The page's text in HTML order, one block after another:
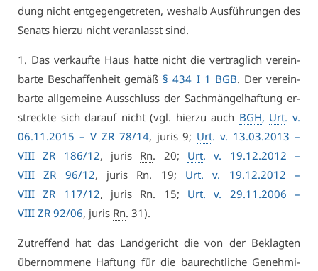
dung nicht ent­ge­gen­ge­tre­ten, wes­halb Aus­füh­run­gen des
Se­nats hier­zu nicht ver­an­lasst sind.
1. Das ver­kauf­te Haus hat­te nicht die ver­trag­lich ver­ein­
bar­te Be­schaf­fen­heit ge­mäß § 434 I 1 BGB. Der ver­ein­
bar­te all­ge­mei­ne Aus­schluss der Sach­män­gel­haf­tung er­
streck­te sich dar­auf nicht (vgl. hier­zu auch BGH, Urt. v.
06.11.2015 – V ZR 78/14, ju­ris 9; Urt. v. 13.03.2013 –
VI­II ZR 186/12, ju­ris Rn. 20; Urt. v. 19.12.2012 –
VI­II ZR 96/12, ju­ris Rn. 19; Urt. v. 19.12.2012 –
VI­II ZR 117/12, ju­ris Rn. 15; Urt. v. 29.11.2006 –
VI­II ZR 92/06, ju­ris Rn. 31).
Zu­tref­fend hat das Land­ge­richt die von der Be­klag­ten
über­nom­me­ne Haf­tung für die bau­recht­li­che Ge­neh­mi­